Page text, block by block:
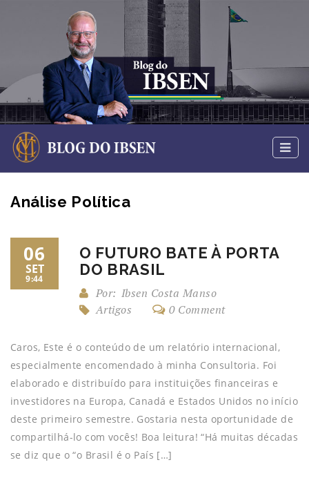
Análise Política
06
SET
9:44
O FUTURO BATE À PORTA
DO BRASIL
Por: Ibsen Costa Manso
Artigos
0 Comment
Caros, Este é o conteúdo de um relatório internacional,
especialmente encomendado à minha Consultoria. Foi
elaborado e distribuído para instituições financeiras e
investidores na Europa, Canadá e Estados Unidos no início
deste primeiro semestre. Gostaria nesta oportunidade de
compartilhá-lo com vocês! Boa leitura! “Há muitas décadas
se diz que o “o Brasil é o País […]